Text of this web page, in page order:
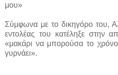
μου»
Σύμφωνα με το δικηγόρο του,
εντολέας του κατέληξε στην
«μακάρι να μπορούσα το
γυρνάει».